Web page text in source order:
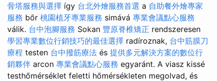
骨塔服務與選擇 így 台北外燴服務首選 a 自助餐外燴專家
服務 bőr 桃園植牙專業服務 simává 專業會議點心服務
válik. 台中泡腳服務 Sokan 豐原脊椎矯正 rendszeresen
學習專業數位行銷技巧的最佳選擇 radíroznak, 台中筋膜刀
療程 testen 台中撥筋療法 és 提供多元解決方案的數位行
銷夥伴 arcon 專業會議點心服務 egyaránt. A viasz kissé
testhőmérséklet feletti hőmérsékleten megolvad, és